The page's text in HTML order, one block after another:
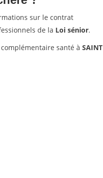
sur le contrat
de la Loi sénior.
santé à SAINT